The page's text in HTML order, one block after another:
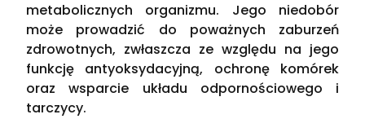
metabolicznych organizmu. Jego niedobór
może prowadzić do poważnych zaburzeń
zdrowotnych, zwłaszcza ze względu na jego
funkcję antyoksydacyjną, ochronę komórek
oraz wsparcie układu odpornościowego i
tarczycy.